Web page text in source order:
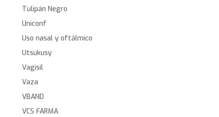
Tulipán Negro
Uniconf
Uso nasal y oftálmico
Utsukusy
Vagisil
Vaza
VBAND
VCS FARMA